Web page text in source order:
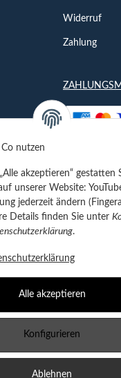
Alle akzeptieren
Konfigurieren
Ablehnen
nutzen
akzeptieren“ gestatten
unserer Website:
jederzeit ändern
Details finden Sie unter
.
Widerruf
Zahlung